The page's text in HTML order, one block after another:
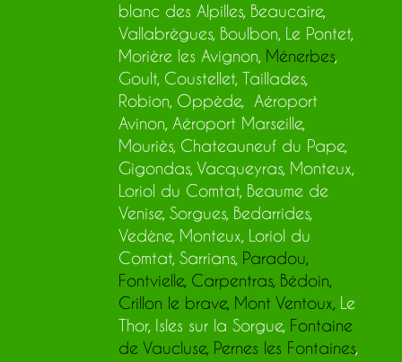
blanc des Alpilles, Beaucaire,
Vallabrègues, Boulbon, Le Pontet,
Morière les Avignon, Ménerbes,
Goult, Coustellet, Taillades,
Robion, Oppède, Aéroport
Avinon, Aéroport Marseille,
Mouriès, Chateauneuf du Pape,
Gigondas, Vacqueyras, Monteux,
Loriol du Comtat, Beaume de
Venise, Sorgues, Bedarrides,
Vedène, Monteux, Loriol du
Comtat, Sarrians, Paradou
Fontvielle, Carpentras, Bédoin
Crillon le brave, Mont Ventoux Le
Thor, Isles sur la Sorgue, Fontaine
de Vaucluse, Pernes les Fontaines,